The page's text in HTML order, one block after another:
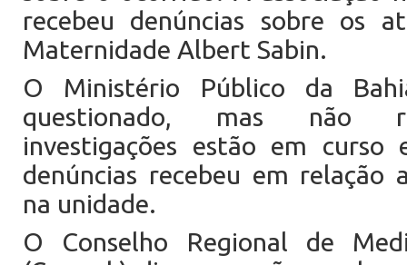
recebeu denúncias sobre os
Maternidade Albert Sabin.
O Ministério Público da
questionado, mas não
investigações estão em curso
denúncias recebeu em relação
na unidade.
O Conselho Regional de